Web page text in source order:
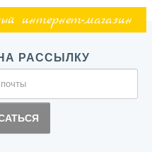
интернет-магазин
РАССЫЛКУ